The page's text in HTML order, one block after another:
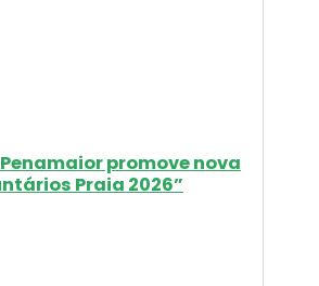
promove nova
Praia 2026”